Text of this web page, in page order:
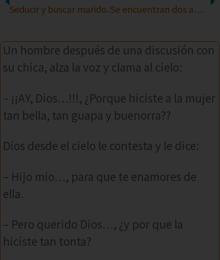
Seducir y buscar marido. Se encuentran dos amigos
Un hombre después de una discusión con
su chica, alza la voz y clama al cielo:
– ¡¡AY, Dios…!!!, ¿Porque hiciste a la mujer
tan bella, tan guapa y buenorra??
Dios desde el cielo le contesta y le dice:
– Hijo mio…, para que te enamores de
ella.
– Pero querido Dios…, ¿y por que la
hiciste tan tonta?